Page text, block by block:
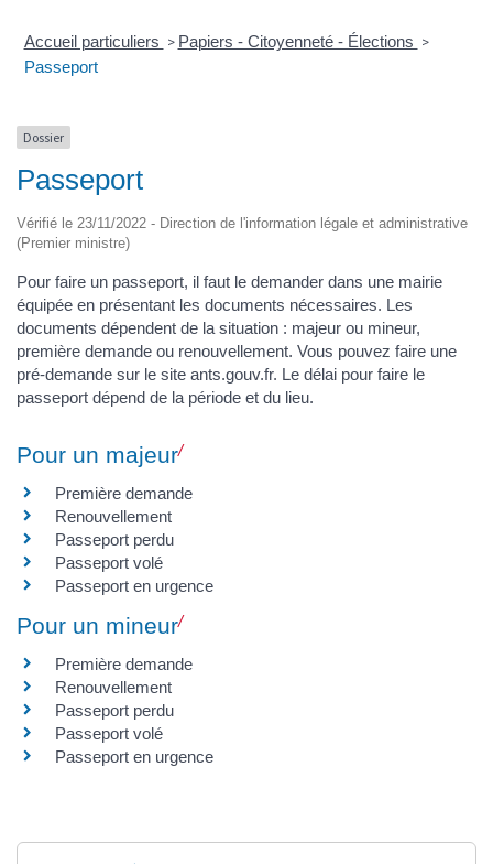
Accueil particuliers > Papiers - Citoyenneté - Élections >
Passeport
Dossier
Passeport
Vérifié le 23/11/2022 - Direction de l'information légale et administrative
(Premier ministre)
Pour faire un passeport, il faut le demander dans une mairie
équipée en présentant les documents nécessaires. Les
documents dépendent de la situation : majeur ou mineur,
première demande ou renouvellement. Vous pouvez faire une
pré-demande sur le site ants.gouv.fr. Le délai pour faire le
passeport dépend de la période et du lieu.
Pour un majeur
Première demande
Renouvellement
Passeport perdu
Passeport volé
Passeport en urgence
Pour un mineur
Première demande
Renouvellement
Passeport perdu
Passeport volé
Passeport en urgence